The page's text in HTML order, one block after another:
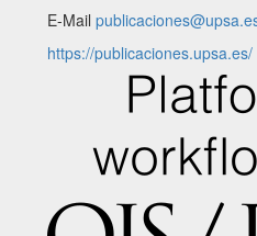
E-Mail
https://publicaciones.upsa.es/